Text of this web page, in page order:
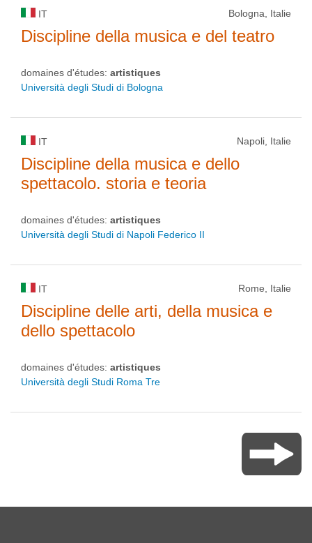
IT Bologna, Italie
Discipline della musica e del teatro
domaines d'études: artistiques
Università degli Studi di Bologna
IT Napoli, Italie
Discipline della musica e dello
spettacolo. storia e teoria
domaines d'études: artistiques
Università degli Studi di Napoli Federico II
IT Rome, Italie
Discipline delle arti, della musica e
dello spettacolo
domaines d'études: artistiques
Università degli Studi Roma Tre